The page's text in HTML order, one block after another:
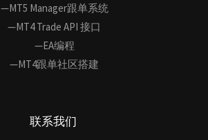
—MT5 Manager跟单系统
—MT4 Trade API 接口
—EA编程
—MT4跟单社区搭建
联系我们